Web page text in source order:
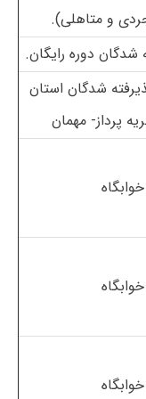
و متاهلی).
شدگان دوره رایگان.
شدگان استان
پرداز- مهمان